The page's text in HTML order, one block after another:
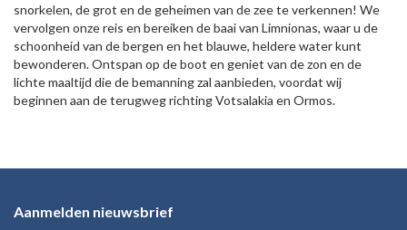
snorkelen, de grot en de geheimen van de zee te verkennen! We
vervolgen onze reis en bereiken de baai van Limnionas, waar u de
schoonheid van de bergen en het blauwe, heldere water kunt
bewonderen. Ontspan op de boot en geniet van de zon en de
lichte maaltijd die de bemanning zal aanbieden, voordat wij
beginnen aan de terugweg richting Votsalakia en Ormos.
Aanmelden nieuwsbrief